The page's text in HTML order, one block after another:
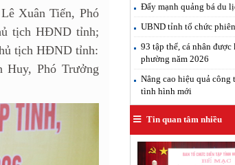
Xuân Tiến, Phó
tịch HĐND tỉnh;
tịch HĐND tỉnh:
Huy, Phó Trưởng
Đẩy mạnh quảng bá du
UBND tỉnh tổ chức
93 tập thể, cá nhân
phường năm 2026
Nâng cao hiệu quả
tình hình mới
Tin quan tâm nhiều